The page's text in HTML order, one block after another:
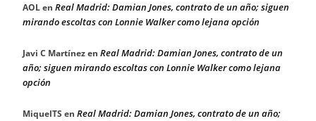
AOLen Real Madrid: Damian Jones, contrato de un año; siguen
mirando escoltas con Lonnie Walker como lejana opción
Javi C Martínezen Real Madrid: Damian Jones, contrato de un
año; siguen mirando escoltas con Lonnie Walker como lejana
opción
MiquelTS en Real Madrid: Damian Jones, contrato de un año;